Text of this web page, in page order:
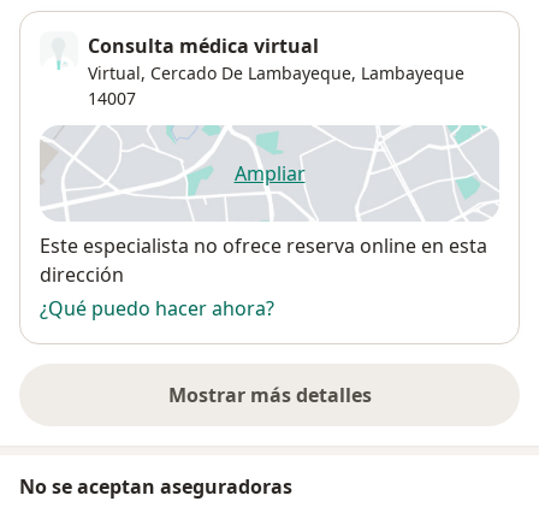
Consulta médica virtual
Virtual, Cercado De Lambayeque, Lambayeque
14007
Ampliarse abre en una nueva
Disponibilidad
Este especialista no ofrece reserva online en esta
dirección
¿Qué puedo hacer ahora?
Mostrar más detalles
sobre la dirección
No se aceptan aseguradoras